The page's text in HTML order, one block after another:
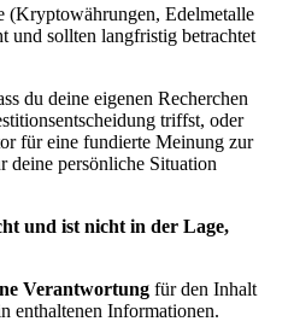
(Kryptowährungen, Edelmetalle
und sollten langfristig betrachtet
du deine eigenen Recherchen
triffst, oder
für eine fundierte Meinung zur
deine persönliche Situation
und ist nicht in der Lage,
Verantwortung für den Inhalt
enthaltenen Informationen.